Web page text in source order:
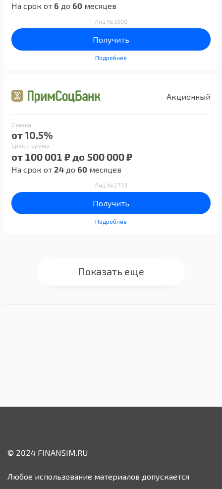
На срок от 6 до 60 месяцев
Лиц №1000
Получить
Подробнее
Акционный
Ставка
от 10.5%
Срок и сумма
от 100 001 ₽ до 500 000 ₽
На срок от 24 до 60 месяцев
Лиц №2733
Получить
Подробнее
Показать еще
© 2024 FINANSIM.RU
Любое использование материалов допускается